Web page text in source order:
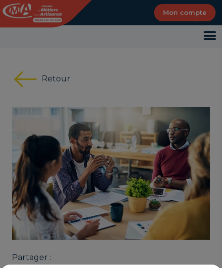
Mon compte
Retour
Partager :
Panneau de gestion des cookies